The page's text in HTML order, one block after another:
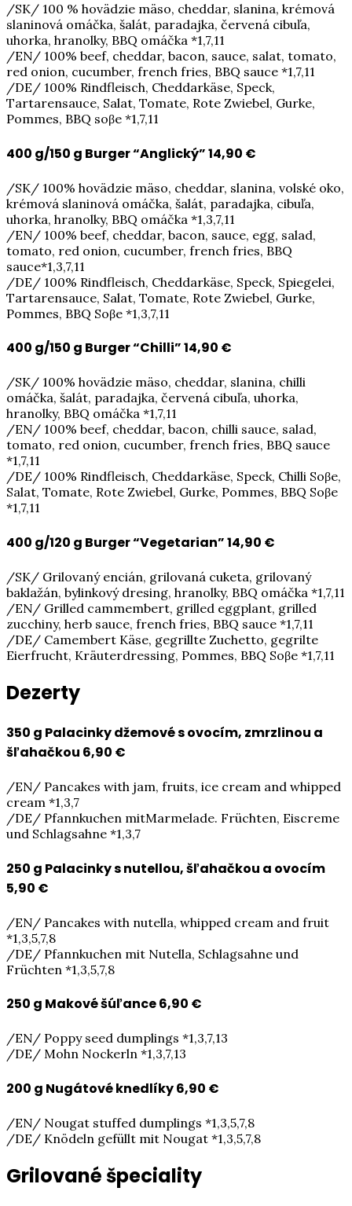
/SK/ 100 % hovädzie mäso, cheddar, slanina, krémová
slaninová omáčka, šalát, paradajka, červená cibuľa,
uhorka, hranolky, BBQ omáčka *1,7,11
/EN/ 100% beef, cheddar, bacon, sauce, salat, tomato,
red onion, cucumber, french fries, BBQ sauce *1,7,11
/DE/ 100% Rindfleisch, Cheddarkäse, Speck,
Tartarensauce, Salat, Tomate, Rote Zwiebel, Gurke,
Pommes, BBQ soβe *1,7,11
400 g/150 g Burger “Anglický”14,90 €
/SK/ 100% hovädzie mäso, cheddar, slanina, volské oko,
krémová slaninová omáčka, šalát, paradajka, cibuľa,
uhorka, hranolky, BBQ omáčka *1,3,7,11
/EN/ 100% beef, cheddar, bacon, sauce, egg, salad,
tomato, red onion, cucumber, french fries, BBQ
sauce*1,3,7,11
/DE/ 100% Rindfleisch, Cheddarkäse, Speck, Spiegelei,
Tartarensauce, Salat, Tomate, Rote Zwiebel, Gurke,
Pommes, BBQ Soβe *1,3,7,11
400 g/150 g Burger “Chilli”14,90 €
/SK/ 100% hovädzie mäso, cheddar, slanina, chilli
omáčka, šalát, paradajka, červená cibuľa, uhorka,
hranolky, BBQ omáčka *1,7,11
/EN/ 100% beef, cheddar, bacon, chilli sauce, salad,
tomato, red onion, cucumber, french fries, BBQ sauce
*1,7,11
/DE/ 100% Rindfleisch, Cheddarkäse, Speck, Chilli Soβe,
Salat, Tomate, Rote Zwiebel, Gurke, Pommes, BBQ Soβe
*1,7,11
400 g/120 g Burger “Vegetarian”14,90 €
/SK/ Grilovaný encián, grilovaná cuketa, grilovaný
baklažán, bylinkový dresing, hranolky, BBQ omáčka *1,7,11
/EN/ Grilled cammembert, grilled eggplant, grilled
zucchiny, herb sauce, french fries, BBQ sauce *1,7,11
/DE/ Camembert Käse, gegrillte Zuchetto, gegrilte
Eierfrucht, Kräuterdressing, Pommes, BBQ Soβe *1,7,11
Dezerty
350 g Palacinky džemové s ovocím, zmrzlinou a
šľahačkou 6,90 €
/EN/ Pancakes with jam, fruits, ice cream and whipped
cream *1,3,7
/DE/ Pfannkuchen mitMarmelade. Früchten, Eiscreme
und Schlagsahne *1,3,7
250 g Palacinky s nutellou, šľahačkou a ovocím
5,90 €
/EN/ Pancakes with nutella, whipped cream and fruit
*1,3,5,7,8
/DE/ Pfannkuchen mit Nutella, Schlagsahne und
Früchten *1,3,5,7,8
250 g Makové šúľance6,90 €
/EN/ Poppy seed dumplings *1,3,7,13
/DE/ Mohn Nockerln *1,3,7,13
200 g Nugátové knedlíky6,90 €
/EN/ Nougat stuffed dumplings *1,3,5,7,8
/DE/ Knödeln gefüllt mit Nougat *1,3,5,7,8
Grilované špeciality